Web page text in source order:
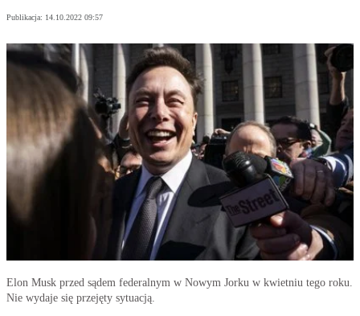
Publikacja: 14.10.2022 09:57
Elon Musk przed sądem federalnym w Nowym Jorku w kwietniu tego roku.
Nie wydaje się przejęty sytuacją.